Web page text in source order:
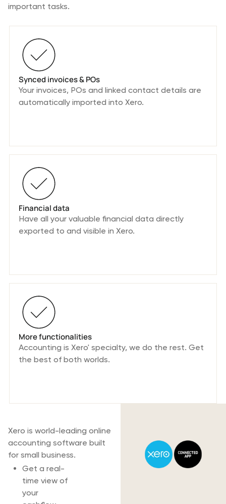
important tasks.
Synced invoices & POs
Your invoices, POs and linked contact details are
automatically imported into Xero.
Financial data
Have all your valuable financial data directly
exported to and visible in Xero.
More functionalities
Accounting is Xero' specialty, we do the rest. Get
the best of both worlds.
Xero is world-leading online
accounting software built
for small business.
Get a real-
time view of
your